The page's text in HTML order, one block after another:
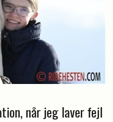
når jeg laver fejl